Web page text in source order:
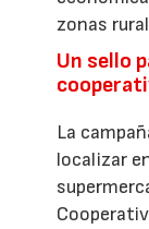
zonas
Un sello
La
localizar